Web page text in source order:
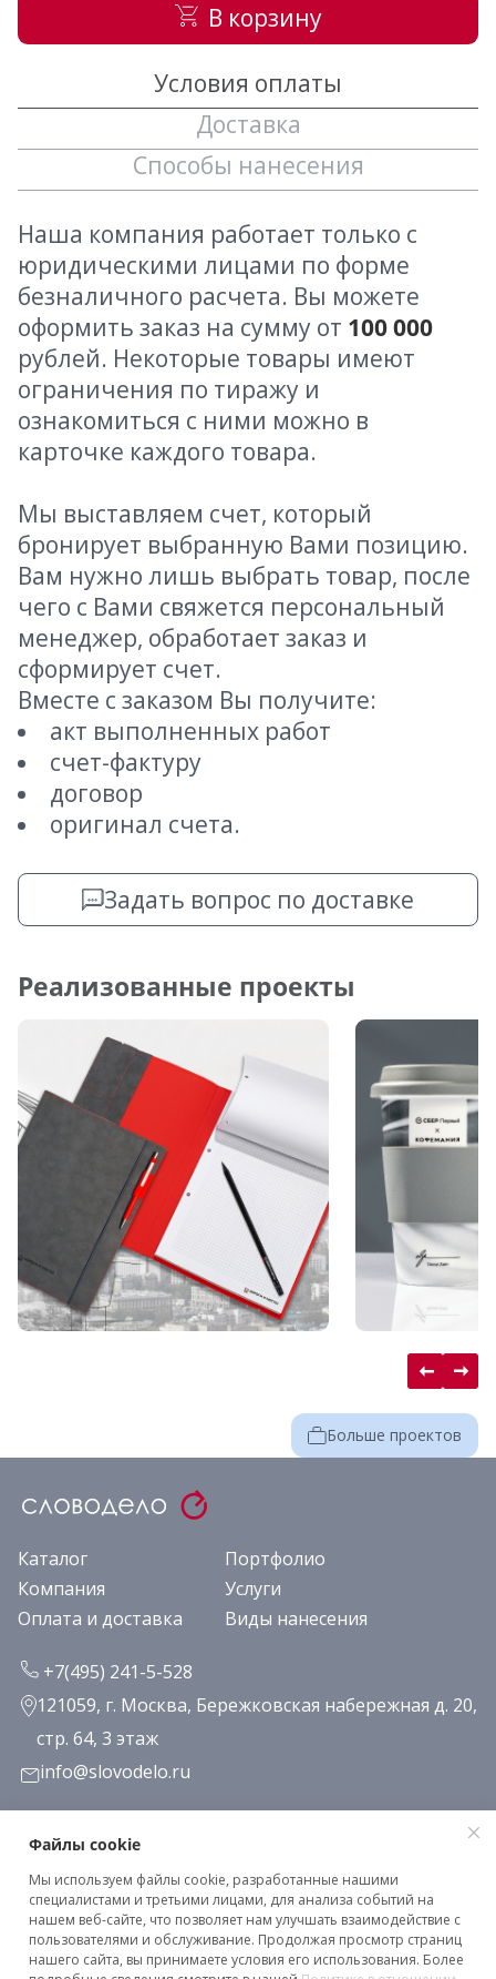
В корзину
Условия оплаты
Доставка
Способы нанесения
Наша компания работает только с
юридическими лицами по форме
безналичного расчета. Вы можете
оформить заказ на сумму от 100 000
рублей. Некоторые товары имеют
ограничения по тиражу и
ознакомиться с ними можно в
карточке каждого товара.
Мы выставляем счет, который
бронирует выбранную Вами позицию.
Вам нужно лишь выбрать товар, после
чего с Вами свяжется персональный
менеджер, обработает заказ и
сформирует счет.
Вместе с заказом Вы получите:
акт выполненных работ
счет-фактуру
договор
оригинал счета.
Задать вопрос по доставке
Реализованные проекты
Больше проектов
Каталог
Портфолио
Компания
Услуги
Оплата и доставка
Виды нанесения
+7(495) 241-5-528
121059, г. Москва, Бережковская набережная д. 20,
стр. 64, 3 этаж
info@slovodelo.ru
Заказать звонок
Подписаться на рассылку
Клиентское соглашение
Файлы cookie
Мы используем файлы cookie, разработанные нашими
специалистами и третьими лицами, для анализа событий на
нашем веб-сайте, что позволяет нам улучшать взаимодействие с
пользователями и обслуживание. Продолжая просмотр страниц
нашего сайта, вы принимаете условия его использования. Более